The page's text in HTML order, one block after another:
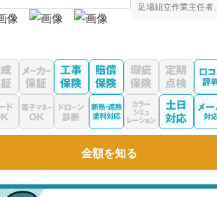
足場組立作業主任
金額を知る